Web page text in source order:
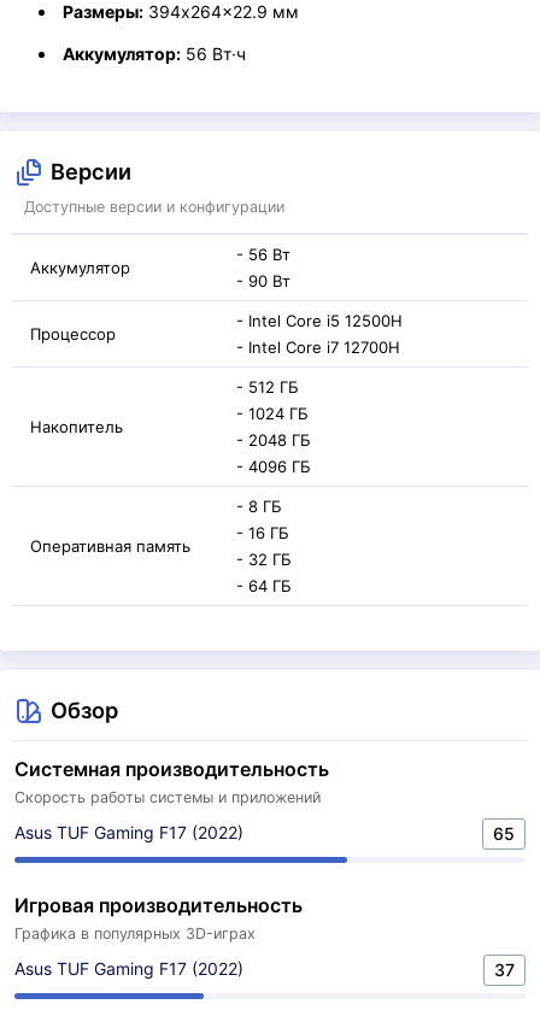
Размеры: 394x264x22.9 мм
Аккумулятор: 56 Вт·ч
Версии
Доступные версии и конфигурации
Аккумулятор
- 56 Вт
- 90 Вт
Процессор
- Intel Core i5 12500H
- Intel Core i7 12700H
Накопитель
- 512 ГБ
- 1024 ГБ
- 2048 ГБ
- 4096 ГБ
Оперативная память
- 8 ГБ
- 16 ГБ
- 32 ГБ
- 64 ГБ
Обзор
Системная производительность
Скорость работы системы и приложений
Asus TUF Gaming F17 (2022) 65
Игровая производительность
Графика в популярных 3D-играх
Asus TUF Gaming F17 (2022) 37